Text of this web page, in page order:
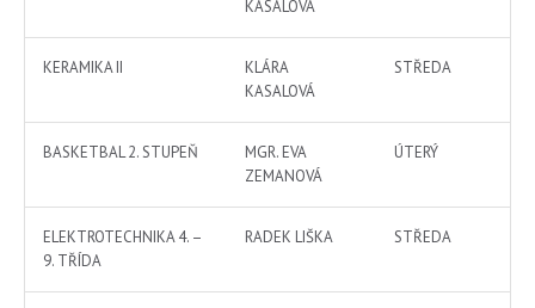
KASALOVÁ
KERAMIKA II
KLÁRA
KASALOVÁ
STŘEDA
BASKETBAL 2. STUPEŇ
MGR. EVA
ZEMANOVÁ
ÚTERÝ
ELEKTROTECHNIKA 4. –
9. TŘÍDA
RADEK LIŠKA STŘEDA